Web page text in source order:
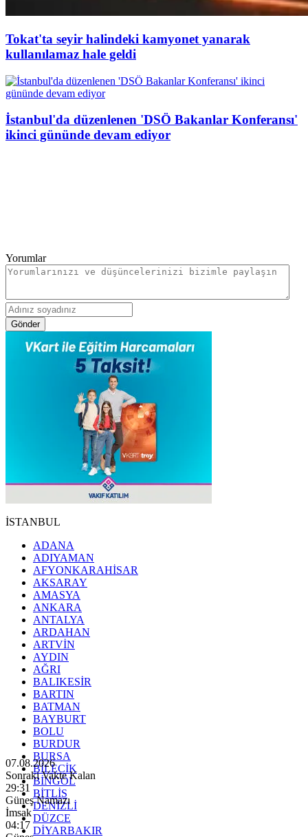
Tokat'ta seyir halindeki kamyonet yanarak
kullanılamaz hale geldi
İstanbul'da düzenlenen 'DSÖ Bakanlar Konferansı'
ikinci gününde devam ediyor
Yorumlar
Gönder
İSTANBUL
ADANA
ADIYAMAN
AFYONKARAHİSAR
AKSARAY
AMASYA
ANKARA
ANTALYA
ARDAHAN
ARTVİN
AYDIN
AĞRI
BALIKESİR
BARTIN
BATMAN
BAYBURT
BOLU
BURDUR
BURSA
BİLECİK
BİNGÖL
BİTLİS
DENİZLİ
DÜZCE
DİYARBAKIR
07.08.2026
Sonraki Vakte Kalan
29:30
Güneş Namazı
İmsak
04:17